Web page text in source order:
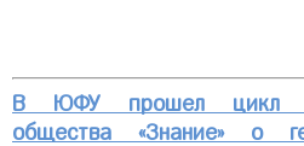
В ЮФУ прошел цикл
общества «Знание» о